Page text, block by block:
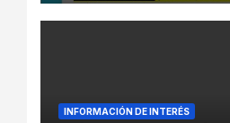
INFORMACIÓN DE INTERÉS